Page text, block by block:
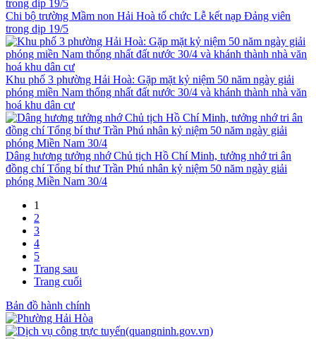
Chi bộ trường Mầm non Hải Hoà tổ chức Lễ kết nạp Đảng viên
trong dịp 19/5
Khu phố 3 phường Hải Hoà: Gặp mặt kỷ niệm 50 năm ngày giải
phóng miền Nam thống nhất đất nước 30/4 và khánh thành nhà văn
hoá khu dân cư
Dâng hương tưởng nhớ Chủ tịch Hồ Chí Minh, tưởng nhớ tri ân
đồng chí Tổng bí thư Trần Phú nhân kỷ niệm 50 năm ngày giải
phóng Miền Nam 30/4
1
2
3
4
5
Trang sau
Trang cuối
Bản đồ hành chính